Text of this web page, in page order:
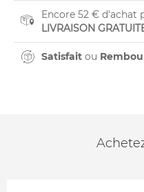
Encore 52 € d'achat
LIVRAISON
Satisfait ou